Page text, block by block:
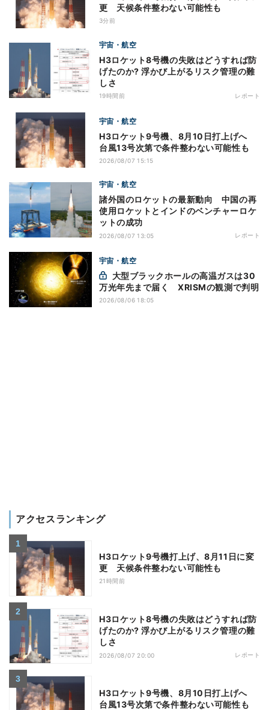
更 天候条件整わない可能性も
3分前
宇宙・航空
H3ロケット8号機の失敗はどうすれば防
げたのか? 浮かび上がるリスク管理の難
しさ
19時間前 レポート
宇宙・航空
H3ロケット9号機、8月10日打上げへ
台風13号次第で条件整わない可能性も
2026/08/07 15:15
宇宙・航空
諸外国のロケットの最新動向 中国の再
使用ロケットとインドのベンチャーロケ
ットの成功
2026/08/07 13:05 レポート
宇宙・航空
万光年先まで届く XRISMの観測で判明
2026/08/06 18:05
アクセスランキング
H3ロケット9号機打上げ、8月11日に変
更 天候条件整わない可能性も
21時間前
H3ロケット8号機の失敗はどうすれば防
げたのか? 浮かび上がるリスク管理の難
しさ
2026/08/07 20:00 レポート
H3ロケット9号機、8月10日打上げへ
台風13号次第で条件整わない可能性も